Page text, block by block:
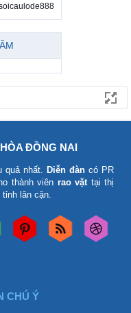
ĐỒNG NAI
quả nhất. Diễn đàn có PR
thành viên rao vặttại thị
lân cận.
CHÚ Ý